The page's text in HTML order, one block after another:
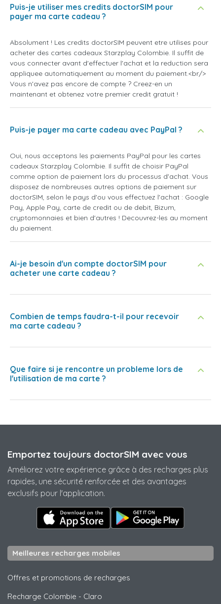
Puis-je utiliser mes credits doctorSIM pour
payer ma carte cadeau ?
Absolument ! Les credits doctorSIM peuvent etre utilises pour
acheter des cartes cadeaux Starzplay Colombie. Il suffit de
vous connecter avant d'effectuer l'achat et la reduction sera
appliquee automatiquement au moment du paiement.<br/>
Vous n'avez pas encore de compte ? Creez-en un
maintenant et obtenez votre premier credit gratuit !
Puis-je payer ma carte cadeau avec PayPal ?
Oui, nous acceptons les paiements PayPal pour les cartes
cadeaux Starzplay Colombie. Il suffit de choisir PayPal
comme option de paiement lors du processus d'achat. Vous
disposez de nombreuses autres options de paiement sur
doctorSIM, selon le pays d'ou vous effectuez l'achat : Google
Pay, Apple Pay, carte de credit ou de debit, Bizum,
cryptomonnaies et bien d'autres ! Decouvrez-les au moment
du paiement.
Ai-je besoin d'un compte doctorSIM pour
acheter une carte cadeau ?
Combien de temps faudra-t-il pour recevoir
ma carte cadeau ?
Que faire si je rencontre un probleme lors de
l'utilisation de ma carte ?
Emportez toujours doctorSIM avec vous
Améliorez votre expérience grâce à des recharges plus
rapides, une sécurité renforcée et des avantages
exclusifs pour l'application.
Meilleures recharges mobiles
Offres et promotions de recharges
Recharge Colombie - Claro